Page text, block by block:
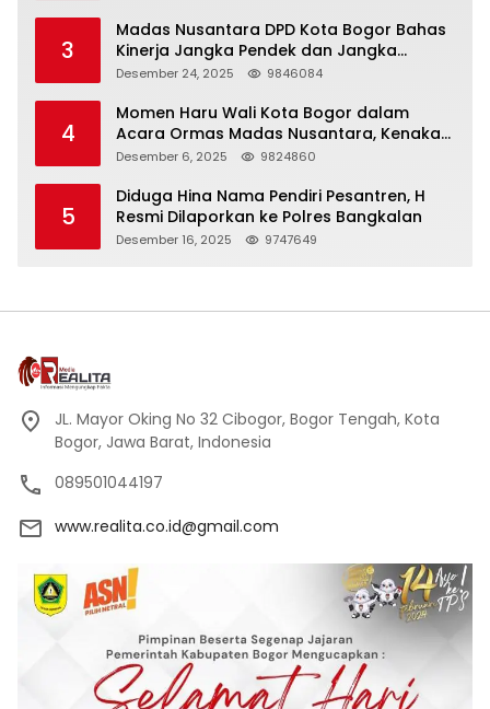
3
Madas Nusantara DPD Kota Bogor Bahas
Kinerja Jangka Pendek dan Jangka
Panjang
Desember 24, 2025 9846084
4
Momen Haru Wali Kota Bogor dalam
Acara Ormas Madas Nusantara, Kenakan
Peci Hitam Tinggi sebagai Simbol
Desember 6, 2025 9824860
5
Diduga Hina Nama Pendiri Pesantren, H
Resmi Dilaporkan ke Polres Bangkalan
Desember 16, 2025 9747649
JL. Mayor Oking No 32 Cibogor, Bogor Tengah, Kota
Bogor, Jawa Barat, Indonesia
089501044197
www.realita.co.id@gmail.com